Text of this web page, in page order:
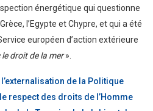
énergétique qui questionne
l’Egypte et Chypre, et qui a été
européen d’action extérieure
droit de la mer».
de la Politique
respect des droits de l’Homme